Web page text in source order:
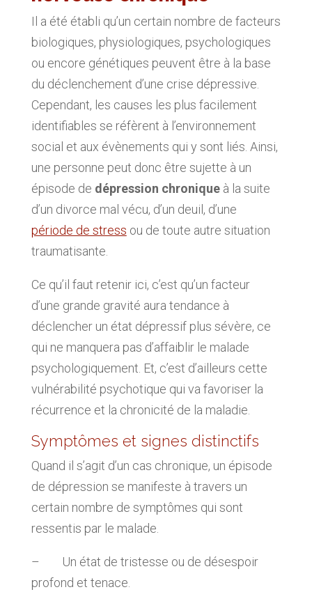
Il a été établi qu’un certain nombre de facteurs
biologiques, physiologiques, psychologiques
ou encore génétiques peuvent être à la base
du déclenchement d’une crise dépressive.
Cependant, les causes les plus facilement
identifiables se réfèrent à l’environnement
social et aux évènements qui y sont liés. Ainsi,
une personne peut donc être sujette à un
épisode de dépression chroniqueà la suite
d’un divorce mal vécu, d’un deuil, d’une
période de stress ou de toute autre situation
traumatisante.
Ce qu’il faut retenir ici, c’est qu’un facteur
d’une grande gravité aura tendance à
déclencher un état dépressif plus sévère, ce
qui ne manquera pas d’affaiblir le malade
psychologiquement. Et, c’est d’ailleurs cette
vulnérabilité psychotique qui va favoriser la
récurrence et la chronicité de la maladie.
Symptômes et signes distinctifs
Quand il s’agit d’un cas chronique, un épisode
de dépression se manifeste à travers un
certain nombre de symptômes qui sont
ressentis par le malade.
– Un état de tristesse ou de désespoir
profond et tenace.